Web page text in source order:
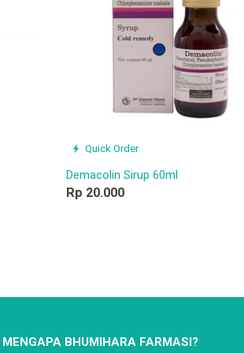
Quick Order
Demacolin Sirup 60ml
Rp 20.000
MENGAPA BHUMIHARA FARMASI?